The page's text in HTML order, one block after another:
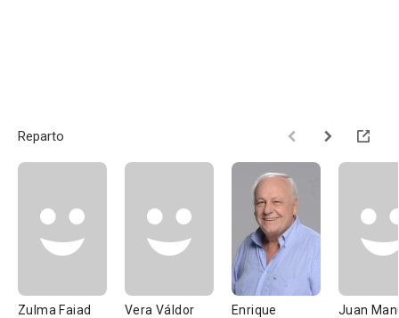
Reparto
Zulma Faiad Vera Váldor
Enrique
Juan